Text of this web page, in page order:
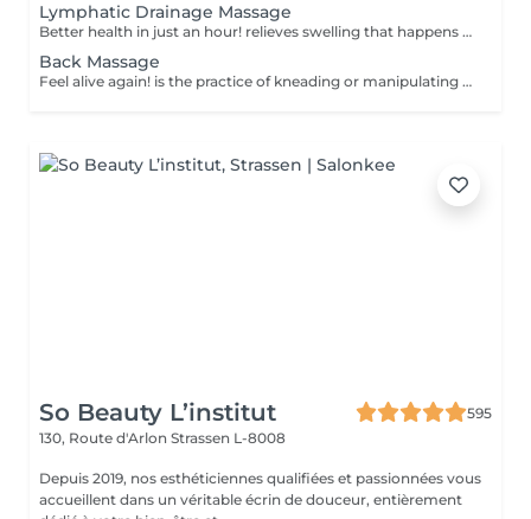
Lymphatic Drainage Massage
Better health in just an hour! relieves swelling that happens when medical treatment or illness blocks your lymphatic system. Lymphatic drainage massage involves gently manipulating specific areas of your body to help lymph move to an area with working lymph vessels. Benefits of getting a lymphatic drainage massage: - improves body immune system - helps with post-injury swelling - eases tension in the body How is a lymphatic drainage massage done? - head and neck are massaged - shoulders and back are massaged - hands and arms are massaged - feet and legs are massaged - belly is massaged Age restrictions: there are no age restrictions for this procedure. Post procedure recommendations: do not do sport and any sharp movements 2-3 hours after the procedure. Frequency: 1-2 times per week, 10 times in total. Repeat once in 3-6 months.
Back Massage
Feel alive again! is the practice of kneading or manipulating a person's muscles and other soft-tissue in order to reduce stress, reduce muscle pain, increase relaxation and improve the work of the immune system. Benefits of getting a back health massage: - reduces stress - relaxing - improves blood circulation - improves body immune system How is massage back health done? - head and neck are massaged - shoulders and back are massaged - hands and arms are massaged Age restrictions: there are no age restrictions for this procedure. Post procedure recommendations: do not do sport and any sharp movements for 2-3 hours after the procedure. Frequency: 1-2 times per week, 10 times in total. Repeat once in 3-6 months.
So Beauty L’institut
595
130, Route d'Arlon Strassen L-8008
Depuis 2019, nos esthéticiennes qualifiées et passionnées vous
accueillent dans un véritable écrin de douceur, entièrement